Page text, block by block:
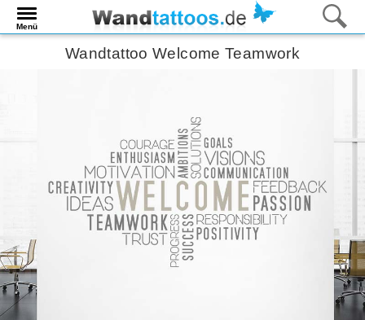
Menü
Wandtattoo Welcome Teamwork